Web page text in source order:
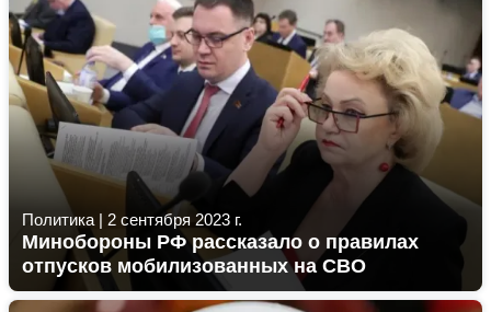
Политика | 2 сентября 2023 г.
Минобороны РФ рассказало о правилах
отпусков мобилизованных на СВО